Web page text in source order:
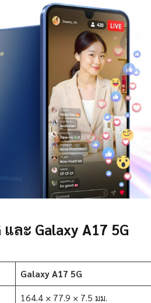
ละ Galaxy A17 5G
Galaxy A17 5G
164.4 × 77.9 × 7.5 มม.